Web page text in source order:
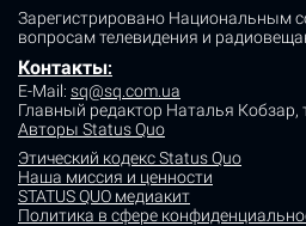
Зарегистрировано Национальным
вопросам телевидения и
Контакты:
E-Mail: sq@sq.com.ua
Главный редактор Наталья Кобзар,
Авторы Status Quo
Этический кодекс Status Quo
Наша миссия и ценности
STATUS QUO медиакит
Политика в сфере